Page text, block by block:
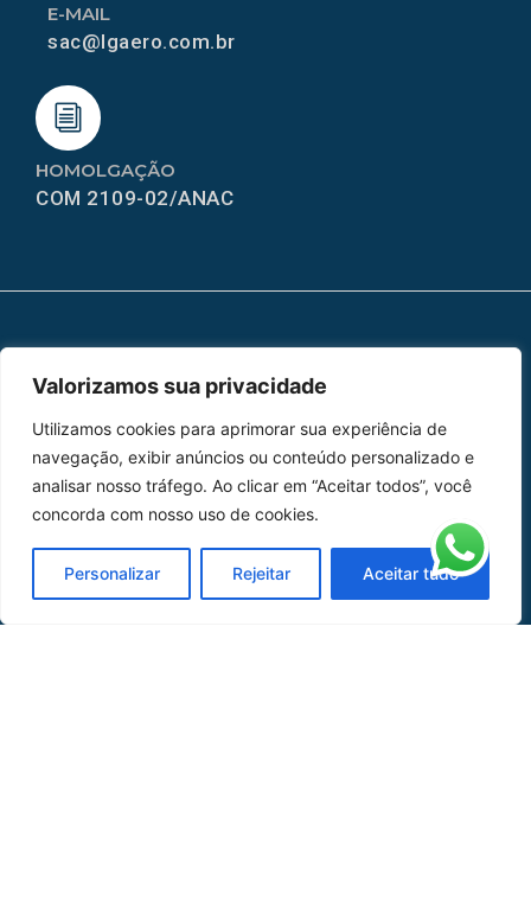
Valorizamos sua privacidade
Utilizamos cookies para aprimorar sua experiência de
navegação, exibir anúncios ou conteúdo personalizado e
analisar nosso tráfego. Ao clicar em “Aceitar todos”, você
concorda com nosso uso de cookies.
Personalizar Rejeitar Aceitar tudo
HOMOLGAÇÃO
COM 2109-02/ANAC
E-MAIL
sac@lgaero.com.br
Peças
Catálogo de Aplicações
Oficina de Mangueiras